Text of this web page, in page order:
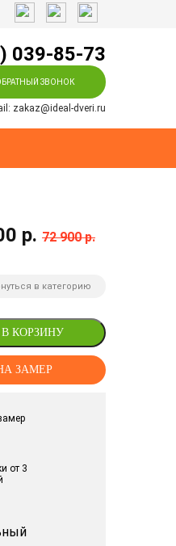
039-85-73
ЗВОНОК
zakaz@ideal-dveri.ru
р. 72 900 р.
в категорию
КОРЗИНУ
ЗАМЕР
от 3